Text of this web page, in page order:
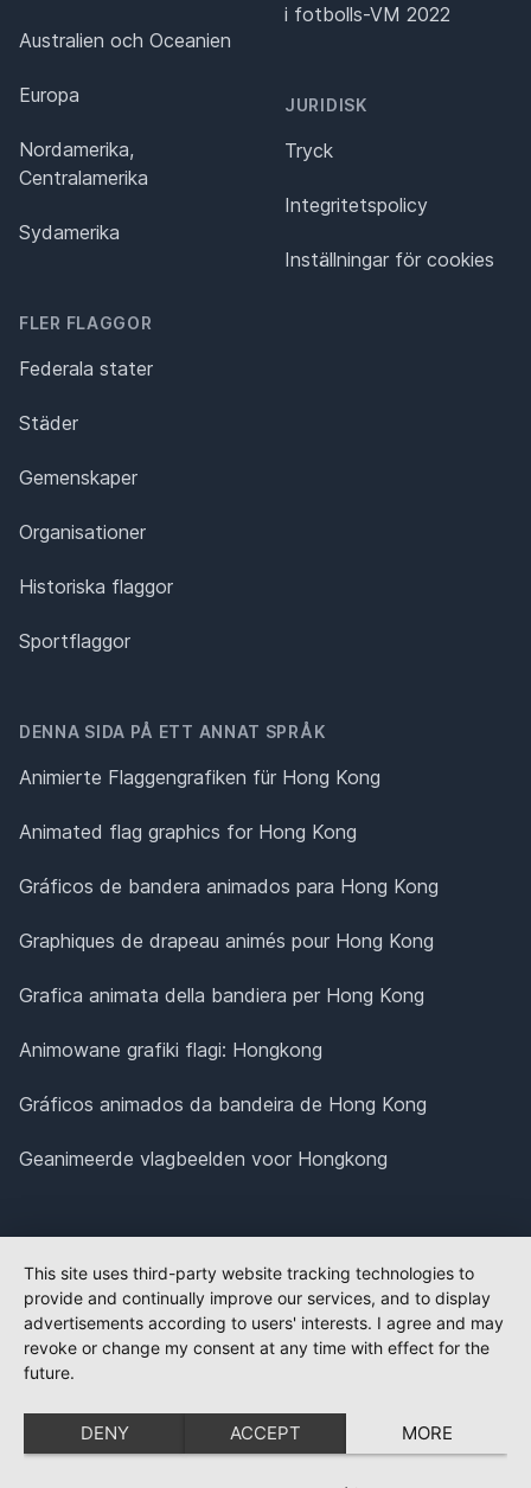
Australien och Oceanien
Europa
Nordamerika,
Centralamerika
Sydamerika
FLER FLAGGOR
Federala stater
Städer
Gemenskaper
Organisationer
Historiska flaggor
Sportflaggor
i fotbolls-VM 2022
JURIDISK
Tryck
Integritetspolicy
Inställningar för cookies
DENNA SIDA PÅ ETT ANNAT SPRÅK
Animierte Flaggengrafiken für Hong Kong
Animated flag graphics for Hong Kong
Gráficos de bandera animados para Hong Kong
Graphiques de drapeau animés pour Hong Kong
Grafica animata della bandiera per Hong Kong
Animowane grafiki flagi: Hongkong
Gráficos animados da bandeira de Hong Kong
Geanimeerde vlagbeelden voor Hongkong
This site uses third-party website tracking technologies to
provide and continually improve our services, and to display
advertisements according to users' interests. I agree and may
revoke or change my consent at any time with effect for the
future.
DENY ACCEPT MORE